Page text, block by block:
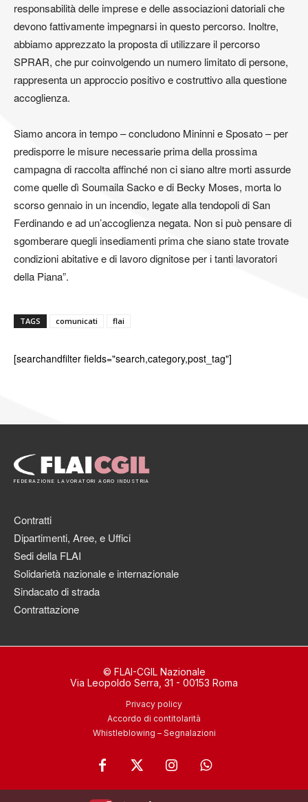
responsabilità delle imprese e delle associazioni datoriali che
devono fattivamente impegnarsi in questo percorso. Inoltre,
abbiamo apprezzato la proposta di utilizzare il percorso
SPRAR, che pur coinvolgendo un numero limitato di persone,
rappresenta un approccio positivo e costruttivo alla questione
accoglienza.
Siamo ancora in tempo – concludono Mininni e Sposato – per
predisporre le misure necessarie prima della prossima
campagna di raccolta affinché non ci siano altre morti assurde
come quelle dì Soumaila Sacko e di Becky Moses, morta lo
scorso gennaio in un incendio, legate alla tendopoli di San
Ferdinando e ad un’accoglienza negata. Non si può pensare di
sgomberare quegli insediamenti prima che siano state trovate
condizioni abitative e di lavoro dignitose per i tanti lavoratori
della Piana”.
TAGS comunicati flai
[searchandfilter fields="search,category,post_tag"]
FEDERAZIONE LAVORATORI AGRO INDUSTRIA
Contratti
Dipartimenti, Aree, e Uffici
Sedi della FLAI
Solidarietà nazionale e internazionale
Sindacato di strada
Contrattazione
© FLAI-CGIL Nazionale
Via Leopoldo Serra, 31 - 00153 Roma
Privacy policy
Accordo di contitolarità
Whistleblowing – Segnalazioni